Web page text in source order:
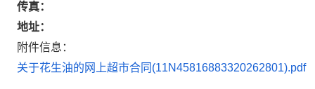
传真：
地址：
附件信息：
关于花生油的网上超市合同(11N45816883320262801).pdf